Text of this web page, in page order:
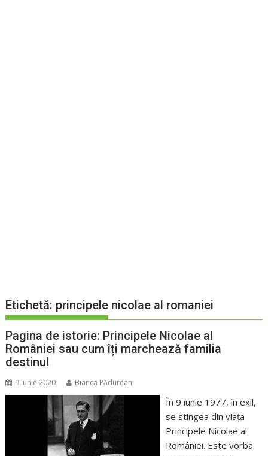
Etichetă: principele nicolae al romaniei
Pagina de istorie: Principele Nicolae al
României sau cum îți marchează familia
destinul
9 iunie 2020 Bianca Pădurean
În 9 iunie 1977, în exil,
se stingea din viața
Principele Nicolae al
României. Este vorba